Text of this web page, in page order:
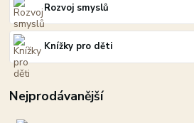
Rozvoj smyslů
Knížky pro děti
Nejprodávanější